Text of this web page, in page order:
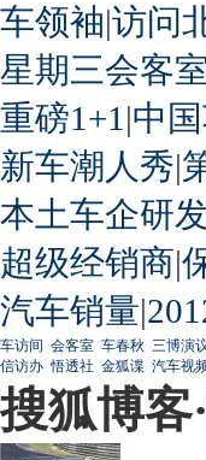
车领袖|访问
星期三会客室
重磅1+1 |中
新车潮人秀|
本土车企研
超级经销商|
汽车销量|
车访间 会客室 车春秋 三博演
信访办 悟透社 金狐谍 汽车视
搜狐博客